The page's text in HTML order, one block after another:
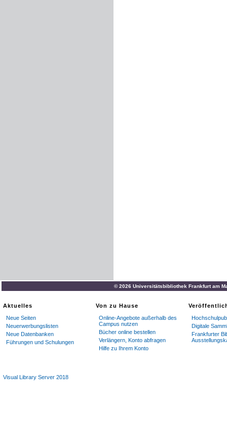
© 2026 Universitätsbibliothek Frankfurt am
Aktuelles
Neue Seiten
Neuerwerbungslisten
Neue Datenbanken
Führungen und Schulungen
Von zu Hause
Online-Angebote außerhalb des
Campus nutzen
Bücher online bestellen
Verlängern, Konto abfragen
Hilfe zu Ihrem Konto
Digitale
Frankfurter
Visual Library Server 2018